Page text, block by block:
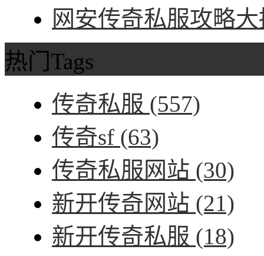
网安传奇私服攻略
热门Tags
传奇私服 (557)
传奇sf (63)
传奇私服网站 (30)
新开传奇网站 (21)
新开传奇私服 (18)